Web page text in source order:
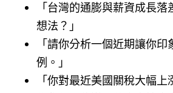
「台灣的通膨與薪資成長
想法？」
「請你分析一個近期讓你
例。」
「你對最近美國關稅大幅上